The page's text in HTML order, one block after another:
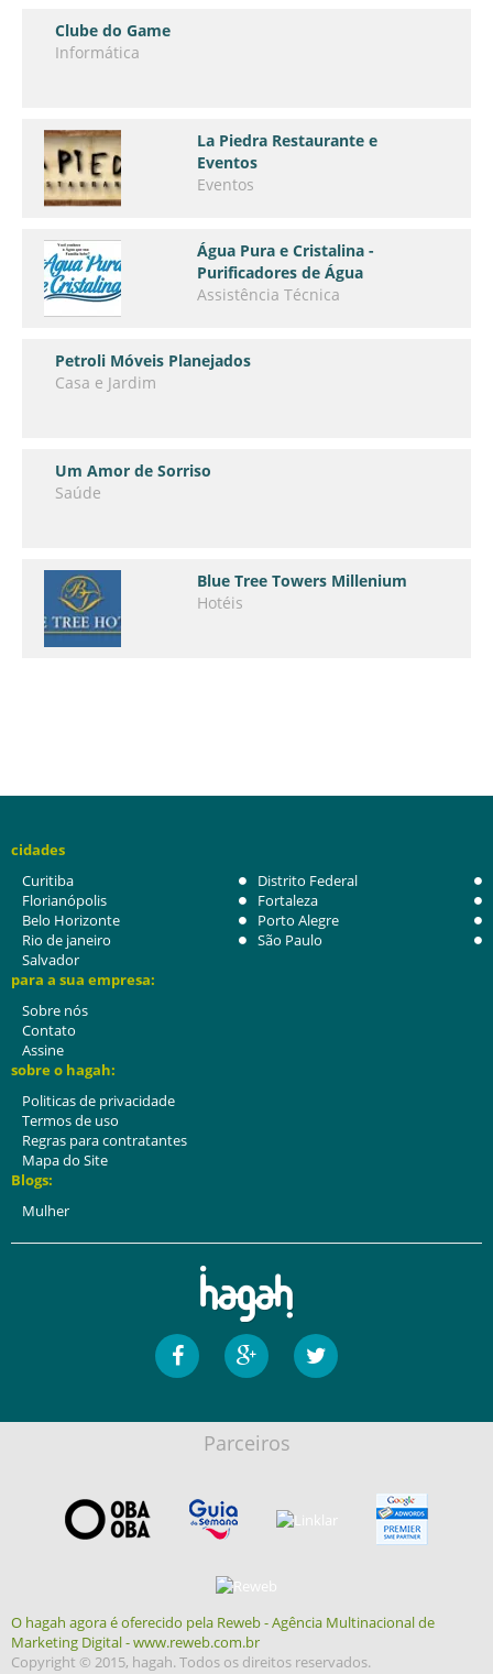
Clube do Game
Informática
La Piedra Restaurante e
Eventos
Eventos
Água Pura e Cristalina -
Purificadores de Água
Assistência Técnica
Petroli Móveis Planejados
Casa e Jardim
Um Amor de Sorriso
Saúde
Blue Tree Towers Millenium
Hotéis
cidades
Curitiba
Distrito Federal
Florianópolis
Fortaleza
Belo Horizonte
Porto Alegre
Rio de janeiro
São Paulo
Salvador
para a sua empresa:
Sobre nós
Contato
Assine
sobre o hagah:
Politicas de privacidade
Termos de uso
Regras para contratantes
Mapa do Site
Blogs:
Mulher
Parceiros
O hagah agora é oferecido pela Reweb - Agência Multinacional de
Marketing Digital - www.reweb.com.br
Copyright © 2015, hagah. Todos os direitos reservados.